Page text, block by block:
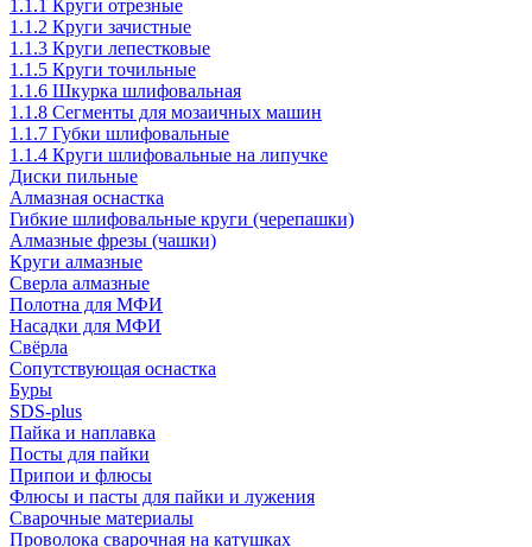
1.1.1 Круги отрезные
1.1.2 Круги зачистные
1.1.3 Круги лепестковые
1.1.5 Круги точильные
1.1.6 Шкурка шлифовальная
1.1.8 Сегменты для мозаичных машин
1.1.7 Губки шлифовальные
1.1.4 Круги шлифовальные на липучке
Диски пильные
Алмазная оснастка
Гибкие шлифовальные круги (черепашки)
Алмазные фрезы (чашки)
Круги алмазные
Сверла алмазные
Полотна для МФИ
Насадки для МФИ
Свёрла
Сопутствующая оснастка
Буры
SDS-plus
Пайка и наплавка
Посты для пайки
Припои и флюсы
Флюсы и пасты для пайки и лужения
Сварочные материалы
Проволока сварочная на катушках